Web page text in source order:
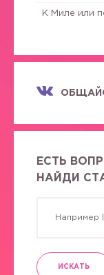
К Миле или
ЕСТЬ
НАЙДИ
ИСКАТЬ